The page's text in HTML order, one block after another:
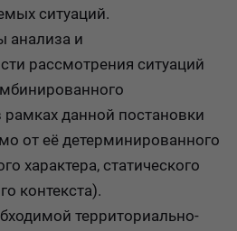
ситуаций.
анализа и
рассмотрения ситуаций
данной постановки
от её детерминированного
характера, статического
контекста).
территориально-